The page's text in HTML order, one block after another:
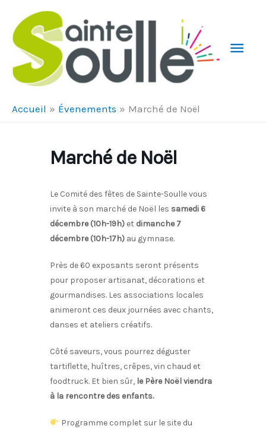
Accueil Évenements Marché de Noël
Marché de Noël
Le Comité des fêtes de Sainte-Soulle vous
invite à son marché de Noël les samedi 6
décembre (10h-19h) et dimanche 7
décembre (10h-17h) au gymnase.
Près de 60 exposants seront présents
pour proposer artisanat, décorations et
gourmandises. Les associations locales
animeront ces deux journées avec chants,
danses et ateliers créatifs.
Côté saveurs, vous pourrez déguster
tartiflette, huîtres, crêpes, vin chaud et
foodtruck. Et bien sûr, le Père Noël viendra
à la rencontre des enfants.
Programme complet sur le site du